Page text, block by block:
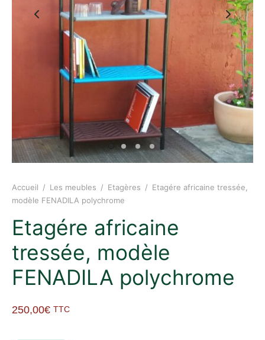
Accueil / Les meubles / Etagères / Etagére africaine tressée,
modèle FENADILA polychrome
Etagére africaine
tressée, modèle
FENADILA polychrome
250,00€ TTC